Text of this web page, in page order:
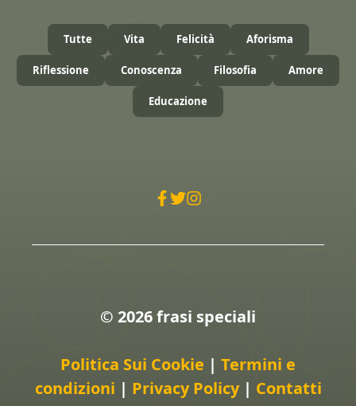
Tutte Vita Felicità Aforisma
Riflessione Conoscenza Filosofia Amore
Educazione
© 2026 frasi speciali
Politica Sui Cookie | Termini e
condizioni | Privacy Policy | Contatti